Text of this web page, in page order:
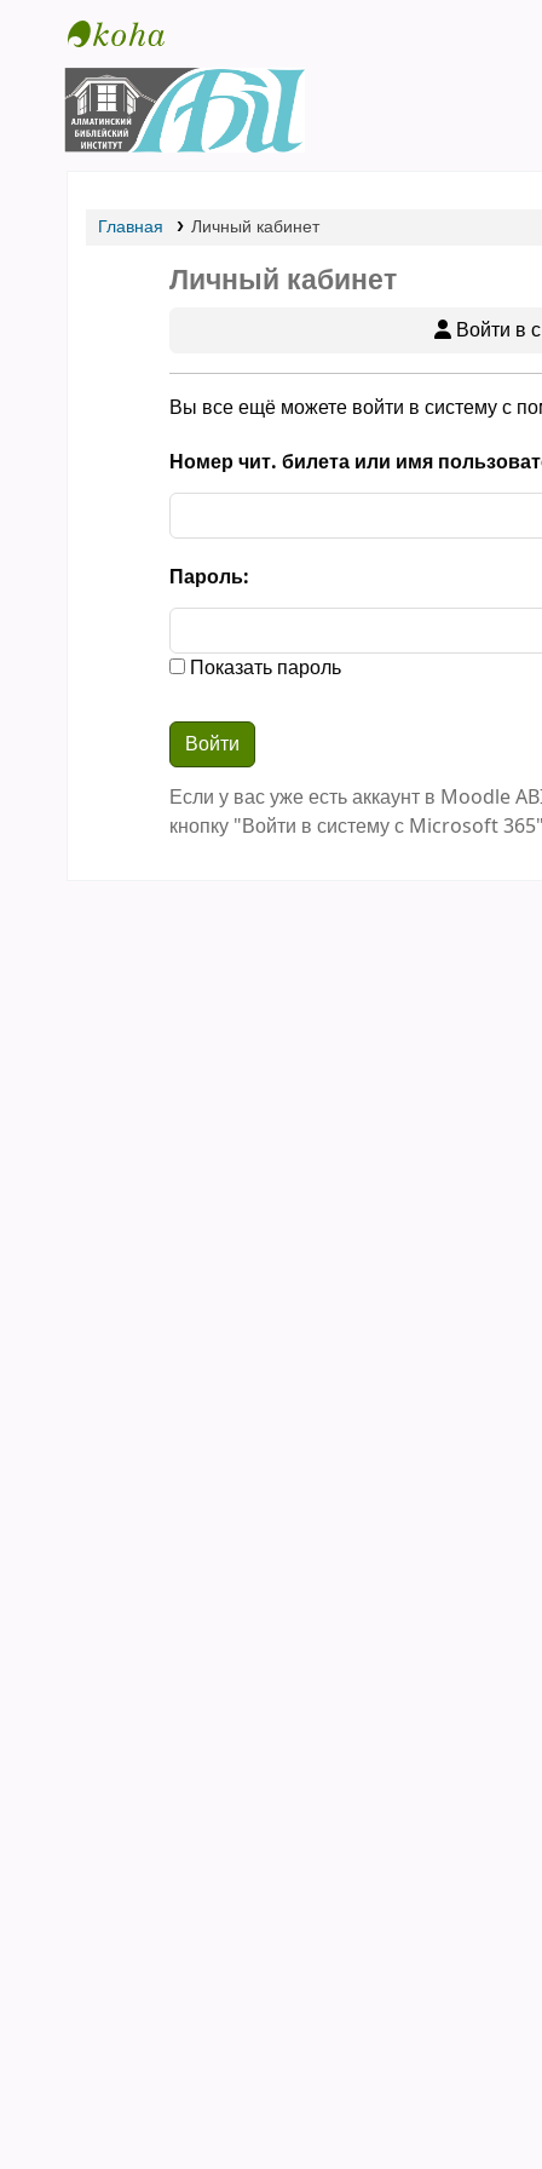
Библиотека АБИ
Главная Личный кабинет
Личный кабинет
Войти в
Вы все ещё можете войти в систему с
Номер чит. билета или имя
Пароль:
Показать пароль
Если у вас уже есть аккаунт в Moodle
кнопку "Войти в систему с Microsoft